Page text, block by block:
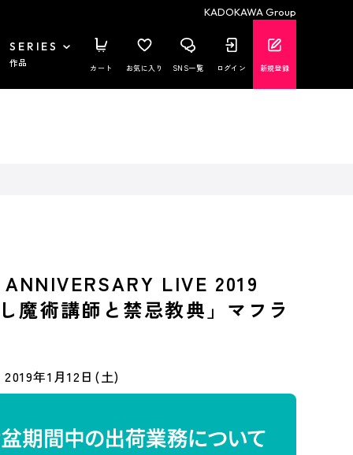
KADOKAWA Group
SERIES
作品 カート お気に入り SNS一覧 ログイン 新規登録
LIVE 2019
魔術講師と禁忌教典」マフラ
2019年1月12日(土)